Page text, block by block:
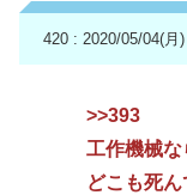
420 : 2020/05/04(月
>>393
工作機械
どこも死